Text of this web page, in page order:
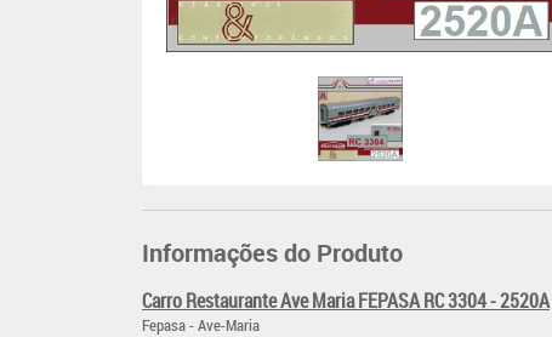
Informações do Produto
Carro Restaurante Ave Maria FEPASA RC 3304 - 2520A
Fepasa - Ave-Maria